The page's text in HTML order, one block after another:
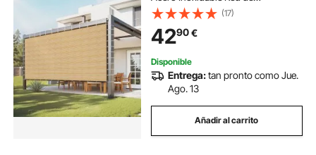
Sombreado HDPE 160 g/m² Tejido
de Protección con 30 Bridas para
Exteriores, Patios, Jardines,
Terrazas, Beige
(17)
4290€
Disponible
Entrega:tan pronto como Jue.
Ago. 13
Añadir al carrito